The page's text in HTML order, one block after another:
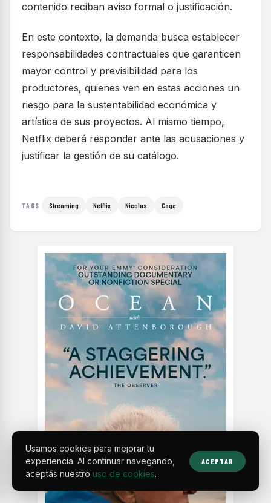
contenido reciban aviso formal o justificación.
En este contexto, la demanda busca establecer
responsabilidades contractuales que garanticen
mayor control y previsibilidad para los
productores, quienes ven en estas acciones un
riesgo para la sustentabilidad económica y
artística de sus proyectos. Al mismo tiempo,
Netflix deberá responder ante las acusaciones y
justificar la gestión de su catálogo.
TAGS Streaming Netflix Nicolas Cage
Usamos cookies para mejorar tu
experiencia. Al continuar navegando,
aceptás nuestro uso de cookies.
ACEPTAR